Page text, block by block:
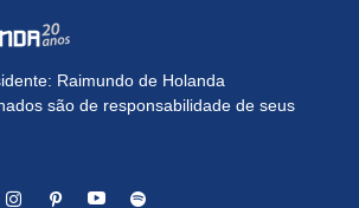
Raimundo de Holanda
são de responsabilidade de seus